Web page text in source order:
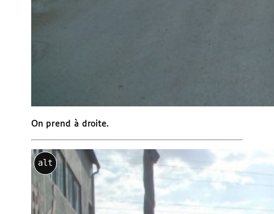
On prend à droite.
alt